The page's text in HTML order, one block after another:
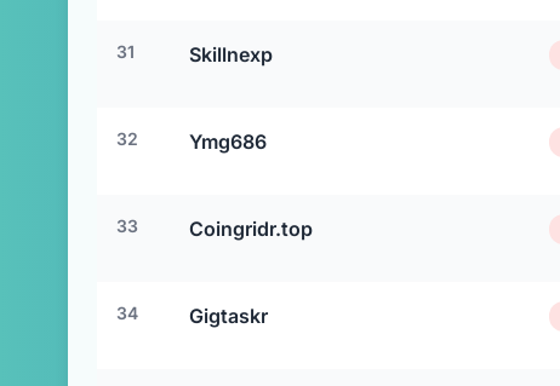
31 Skillnexp
32 Ymg686
33 Coingridr.top
34 Gigtaskr